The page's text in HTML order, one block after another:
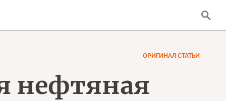
ОРИГИНАЛ СТАТЬИ
нефтяная